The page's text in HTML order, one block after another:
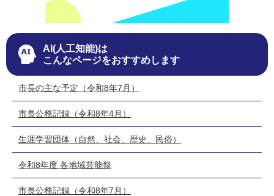
AI(人工知能)は
こんなページをおすすめします
市長の主な予定（令和8年7月）
市長公務記録（令和8年4月）
生涯学習団体（自然、社会、歴史、民俗）
令和8年度 各地域芸能祭
市長公務記録（令和8年7月）